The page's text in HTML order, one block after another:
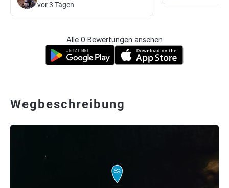
vor 3 Tagen
Alle 0 Bewertungen ansehen
Wegbeschreibung